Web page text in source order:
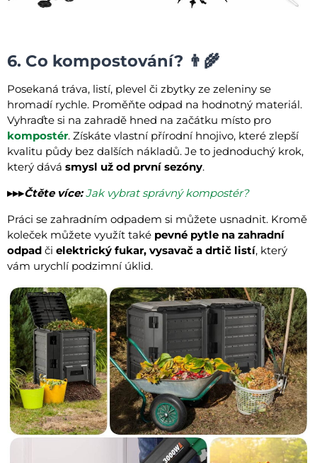
6. Co kompostování? 👨‍🌾
Posekaná tráva, listí, plevel či zbytky ze zeleniny se
hromadí rychle. Proměňte odpad na hodnotný materiál.
Vyhraďte si na zahradě hned na začátku místo pro
kompostér. Získáte vlastní přírodní hnojivo, které zlepší
kvalitu půdy bez dalších nákladů. Je to jednoduchý krok,
který dává smysl už od první sezóny.
▸▸▸Čtěte více: Jak vybrat správný kompostér?
Práci se zahradním odpadem si můžete usnadnit. Kromě
koleček můžete využít také pevné pytle na zahradní
odpad či elektrický fukar, vysavač a drtič listí, který
vám urychlí podzimní úklid.